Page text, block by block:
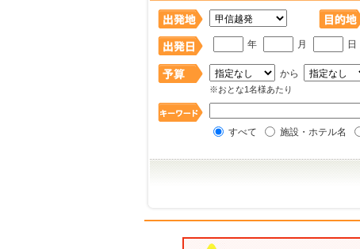
年 月 日
から
※おとな1名様あたり
すべて 施設・ホテル名